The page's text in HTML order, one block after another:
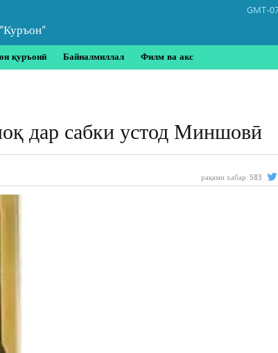
GMT-
қуръонӣ Байналмиллал Филм ва акс
дар сабки устод Миншовӣ
рақами хабар: 583